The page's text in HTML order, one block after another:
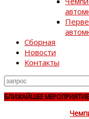
Сборная
Новости
Контакты
Поиск
для
БЛИЖАЙШЕЕ МЕРОПРИЯТИЕ